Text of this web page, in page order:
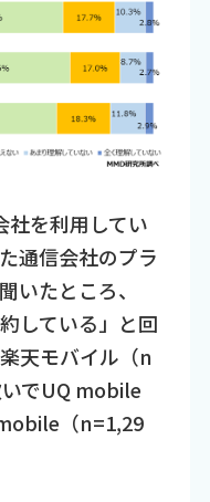
社を利用してい
通信会社のプラ
いたところ、
している」と回
天モバイル（n
でUQ mobile
（n=1,29